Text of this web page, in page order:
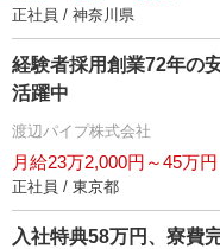
正社員 / 神奈川県
経験者採用創業72年の
活躍中
渡辺パイプ株式会社
月給23万2,000円～45万円
正社員 / 東京都
入社特典58万円、寮費